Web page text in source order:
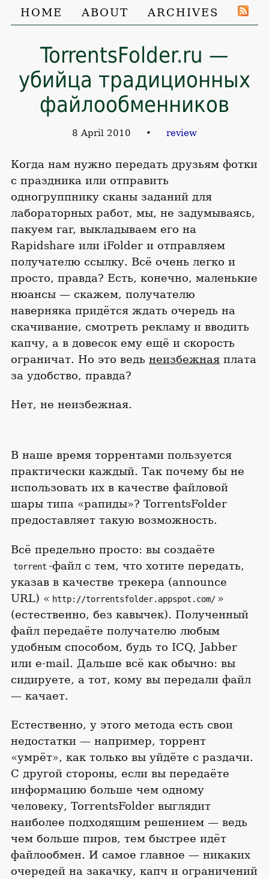
HOME ABOUT ARCHIVES
TorrentsFolder.ru —
убийца традиционных
файлообменников
8 April 2010 • review
Когда нам нужно передать друзьям фотки
с праздника или отправить
одногруппнику сканы заданий для
лабораторных работ, мы, не задумываясь,
пакуем rar, выкладываем его на
Rapidshare или iFolder и отправляем
получателю ссылку. Всё очень легко и
просто, правда? Есть, конечно, маленькие
нюансы — скажем, получателю
наверняка придётся ждать очередь на
скачивание, смотреть рекламу и вводить
капчу, а в довесок ему ещё и скорость
ограничат. Но это ведь неизбежная плата
за удобство, правда?
Нет, не неизбежная.
В наше время торрентами пользуется
практически каждый. Так почему бы не
использовать их в качестве файловой
шары типа «рапиды»? TorrentsFolder
предоставляет такую возможность.
Всё предельно просто: вы создаёте
torrent -файл с тем, что хотите передать,
указав в качестве трекера (announce
URL) « http://torrentsfolder.appspot.com/ »
(естественно, без кавычек). Полученный
файл передаёте получателю любым
удобным способом, будь то ICQ, Jabber
или e-mail. Дальше всё как обычно: вы
сидируете, а тот, кому вы передали файл
— качает.
Естественно, у этого метода есть свои
недостатки — например, торрент
«умрёт», как только вы уйдёте с раздачи.
С другой стороны, если вы передаёте
информацию больше чем одному
человеку, TorrentsFolder выглядит
наиболее подходящим решением — ведь
чем больше пиров, тем быстрее идёт
файлообмен. И самое главное — никаких
очередей на закачку, капч и ограничений